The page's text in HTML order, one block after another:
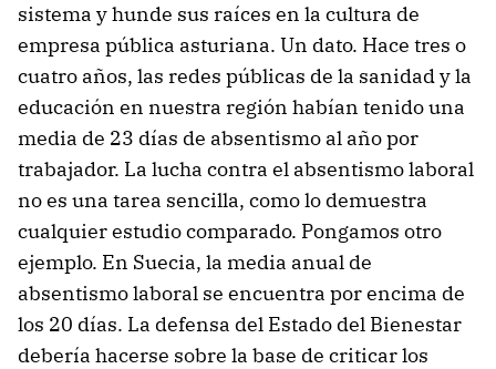
sistema y hunde sus raíces en la cultura de
empresa pública asturiana. Un dato. Hace tres o
cuatro años, las redes públicas de la sanidad y la
educación en nuestra región habían tenido una
media de 23 días de absentismo al año por
trabajador. La lucha contra el absentismo laboral
no es una tarea sencilla, como lo demuestra
cualquier estudio comparado. Pongamos otro
ejemplo. En Suecia, la media anual de
absentismo laboral se encuentra por encima de
los 20 días. La defensa del Estado del Bienestar
debería hacerse sobre la base de criticar los